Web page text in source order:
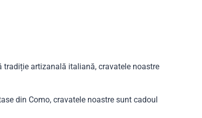
artizanală italiană, cravatele noastre
din Como, cravatele noastre sunt cadoul